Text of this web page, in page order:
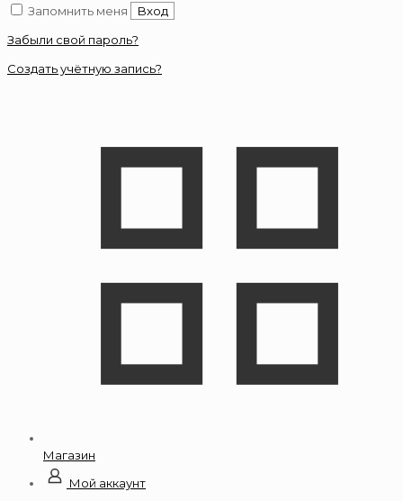
Запомнить меня
Вход
Забыли свой пароль?
Создать учётную запись?
Магазин
Мой аккаунт